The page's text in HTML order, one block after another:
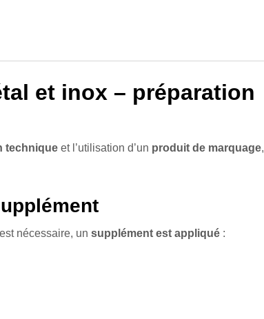
et inox – préparation
technique et l’utilisation d’un produit de marquage,
nécessaire, un supplément est appliqué :